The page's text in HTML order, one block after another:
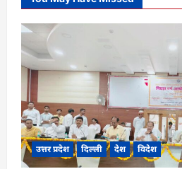
उत्तर प्रदेश दिल्ली देश विदेश